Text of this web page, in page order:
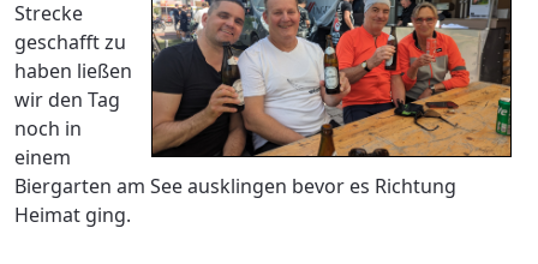
Strecke
geschafft zu
haben ließen
wir den Tag
noch in
einem
Biergarten am See ausklingen bevor es Richtung
Heimat ging.